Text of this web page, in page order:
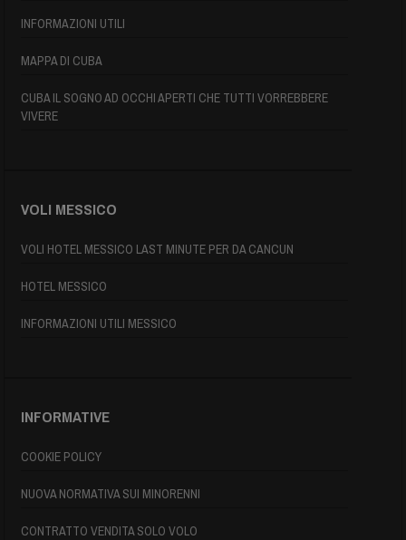
INFORMAZIONI UTILI
MAPPA DI CUBA
CUBA IL SOGNO AD OCCHI APERTI CHE TUTTI VORREBBERE
VIVERE
VOLI MESSICO
VOLI HOTEL MESSICO LAST MINUTE PER DA CANCUN
HOTEL MESSICO
INFORMAZIONI UTILI MESSICO
INFORMATIVE
COOKIE POLICY
NUOVA NORMATIVA SUI MINORENNI
CONTRATTO VENDITA SOLO VOLO